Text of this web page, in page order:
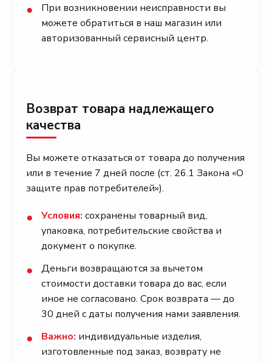
●
При возникновении неисправности вы
можете обратиться в наш магазин или
авторизованный сервисный центр.
Возврат товара надлежащего
качества
Вы можете отказаться от товара до получения
или в течение 7 дней после (ст. 26.1 Закона «О
защите прав потребителей»).
● Условия: сохранены товарный вид,
упаковка, потребительские свойства и
документ о покупке.
●
Деньги возвращаются за вычетом
стоимости доставки товара до вас, если
иное не согласовано. Срок возврата — до
30 дней с даты получения нами заявления.
● Важно: индивидуальные изделия,
изготовленные под заказ, возврату не